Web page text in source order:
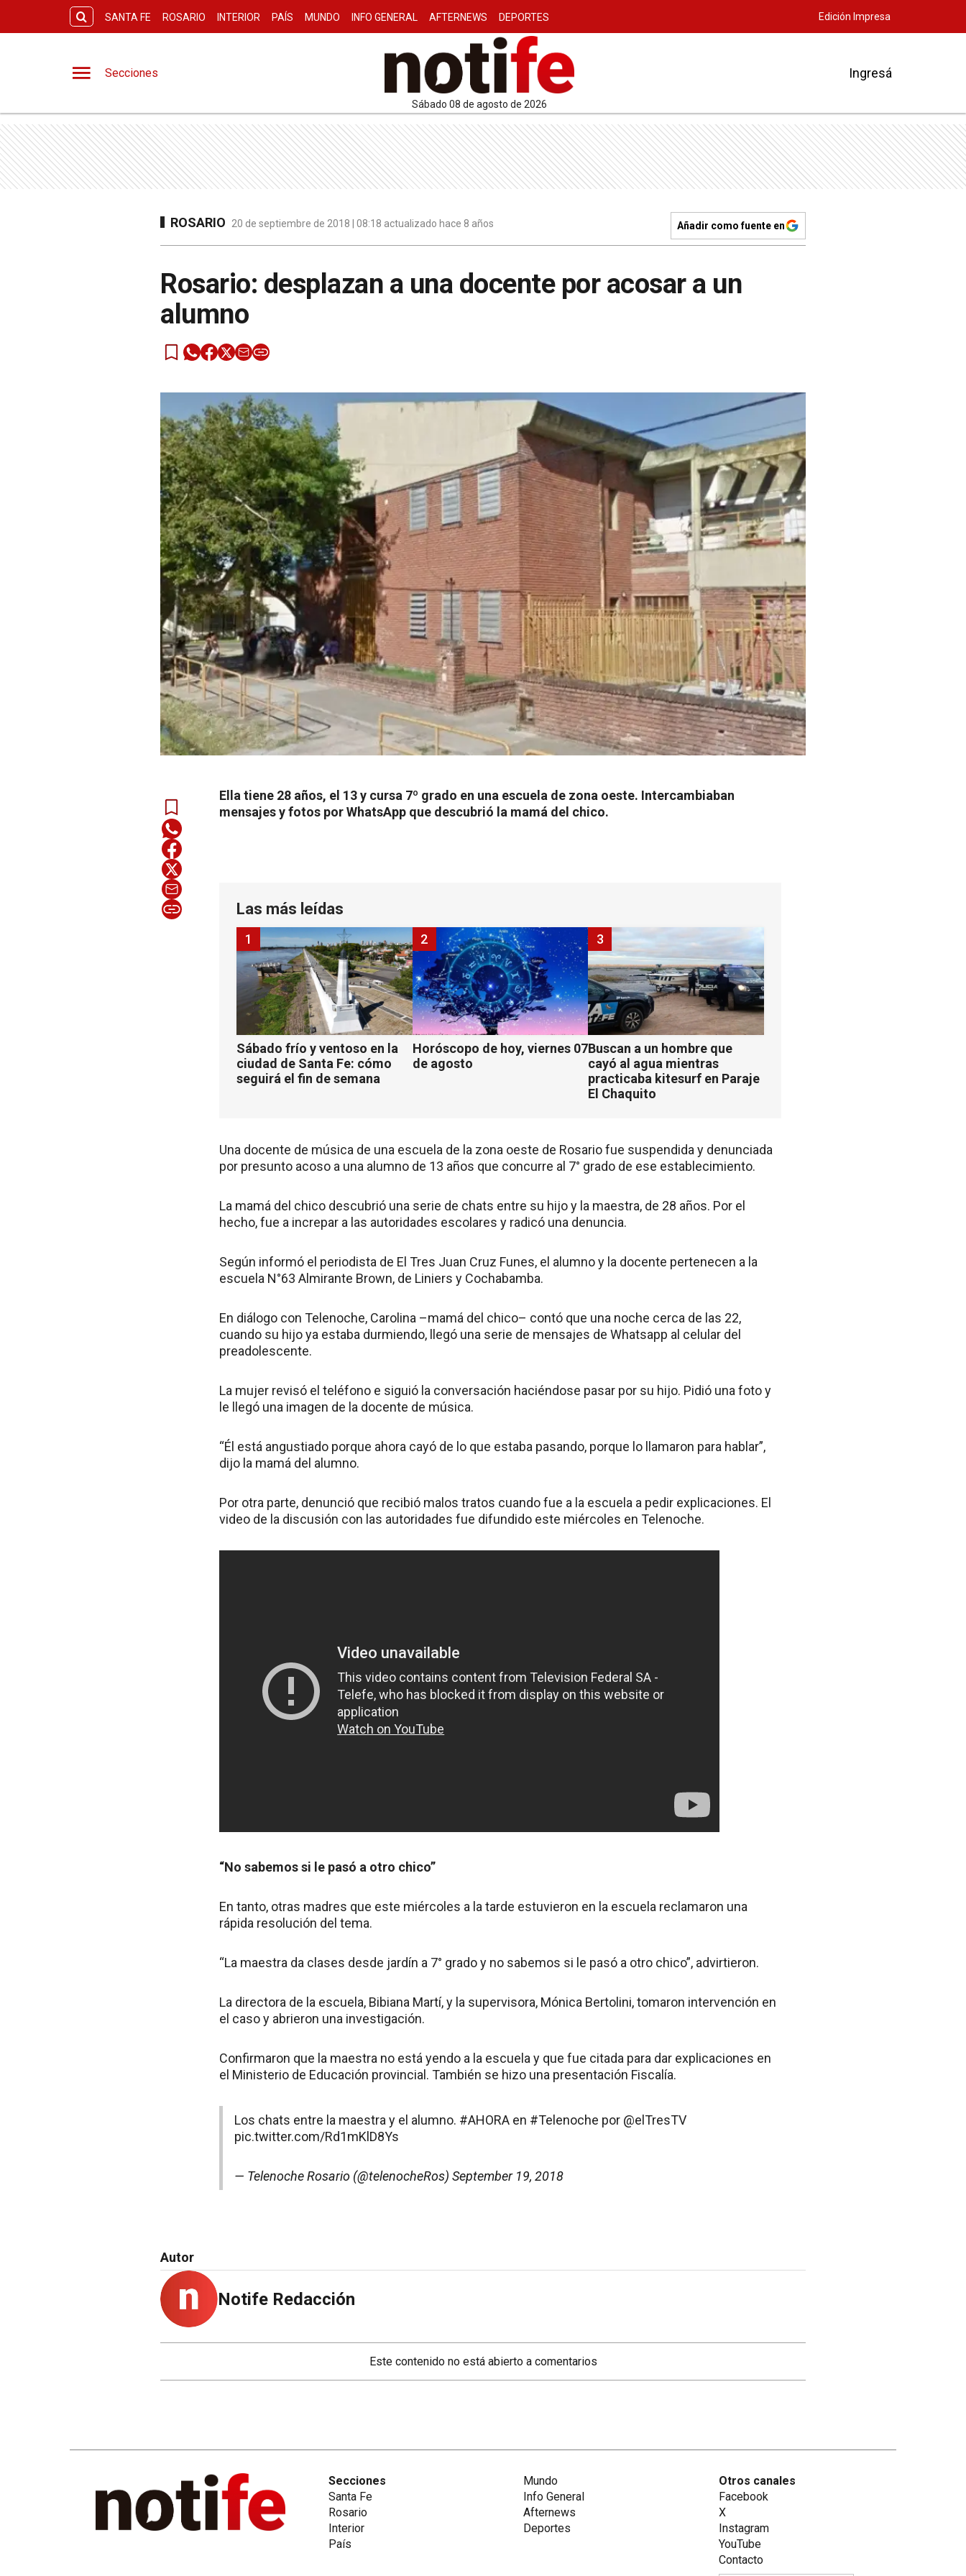
SANTA FE ROSARIO INTERIOR PAÍS MUNDO INFO GENERAL AFTERNEWS DEPORTES Edición Impresa
Secciones
sábado 08 de agosto de 2026
Ingresá
ROSARIO 20 de septiembre de 2018 | 08:18 actualizado hace 8 años Añadir como fuente en
Rosario: desplazan a una docente por acosar a un
alumno
Ella tiene 28 años, el 13 y cursa 7º grado en una escuela de zona oeste. Intercambiaban
mensajes y fotos por WhatsApp que descubrió la mamá del chico.
Las más leídas
Sábado frío y ventoso en la
ciudad de Santa Fe: cómo
seguirá el fin de semana
1
Horóscopo de hoy, viernes 07
de agosto
2
Buscan a un hombre que
cayó al agua mientras
practicaba kitesurf en Paraje
El Chaquito
3
Una docente de música de una escuela de la zona oeste de Rosario fue suspendida y denunciada
por presunto acoso a una alumno de 13 años que concurre al 7° grado de ese establecimiento.
La mamá del chico descubrió una serie de chats entre su hijo y la maestra, de 28 años. Por el
hecho, fue a increpar a las autoridades escolares y radicó una denuncia.
Según informó el periodista de El Tres Juan Cruz Funes, el alumno y la docente pertenecen a la
escuela N°63 Almirante Brown, de Liniers y Cochabamba.
En diálogo con Telenoche, Carolina –mamá del chico– contó que una noche cerca de las 22,
cuando su hijo ya estaba durmiendo, llegó una serie de mensajes de Whatsapp al celular del
preadolescente.
La mujer revisó el teléfono e siguió la conversación haciéndose pasar por su hijo. Pidió una foto y
le llegó una imagen de la docente de música.
“Él está angustiado porque ahora cayó de lo que estaba pasando, porque lo llamaron para hablar”,
dijo la mamá del alumno.
Por otra parte, denunció que recibió malos tratos cuando fue a la escuela a pedir explicaciones. El
video de la discusión con las autoridades fue difundido este miércoles en Telenoche.
“No sabemos si le pasó a otro chico”
En tanto, otras madres que este miércoles a la tarde estuvieron en la escuela reclamaron una
rápida resolución del tema.
“La maestra da clases desde jardín a 7° grado y no sabemos si le pasó a otro chico”, advirtieron.
La directora de la escuela, Bibiana Martí, y la supervisora, Mónica Bertolini, tomaron intervención en
el caso y abrieron una investigación.
Confirmaron que la maestra no está yendo a la escuela y que fue citada para dar explicaciones en
el Ministerio de Educación provincial. También se hizo una presentación Fiscalía.
Los chats entre la maestra y el alumno. #AHORA en #Telenoche por @elTresTV
pic.twitter.com/Rd1mKlD8Ys
— Telenoche Rosario (@telenocheRos) September 19, 2018
Autor
Notife Redacción
Este contenido no está abierto a comentarios
Secciones
Santa Fe
Rosario
Interior
País
Mundo
Info General
Afternews
Deportes
Otros canales
Facebook
X
Instagram
YouTube
Contacto